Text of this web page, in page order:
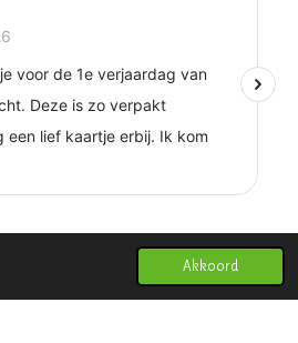
Akkoord